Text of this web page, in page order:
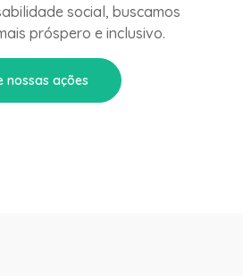
social, buscamos
próspero e inclusivo.
nossas ações